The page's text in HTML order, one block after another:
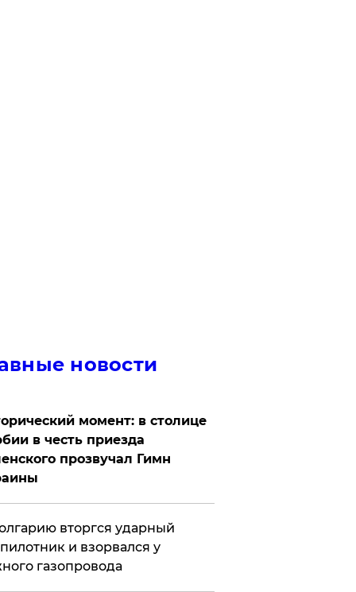
новости
момент: в столице
в честь приезда
прозвучал Гимн
вторгся ударный
и взорвался у
газопровода